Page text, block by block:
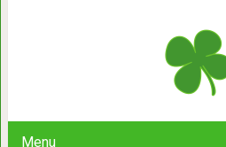
Menu